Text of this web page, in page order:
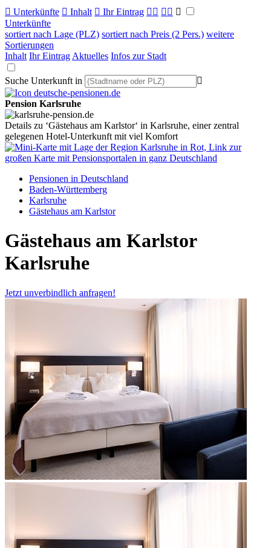
 Unterkünfte  Inhalt  Ihr Eintrag   
Unterkünfte
sortiert nach Lage (PLZ) sortiert nach Preis (2 Pers.) weitere
Sortierungen
Inhalt Ihr Eintrag Aktuelles Infos zur Stadt
Suche Unterkunft in 
Pension Karlsruhe
Details zu ‘Gästehaus am Karlstor‘ in Karlsruhe, einer zentral
gelegenen Hotel-Unterkunft mit viel Komfort
Pensionen in Deutschland
Baden-Württemberg
Karlsruhe
Gästehaus am Karlstor
Gästehaus am Karlstor
Karlsruhe
Jetzt unverbindlich anfragen!